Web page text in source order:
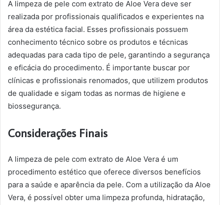
A limpeza de pele com extrato de Aloe Vera deve ser
realizada por profissionais qualificados e experientes na
área da estética facial. Esses profissionais possuem
conhecimento técnico sobre os produtos e técnicas
adequadas para cada tipo de pele, garantindo a segurança
e eficácia do procedimento. É importante buscar por
clínicas e profissionais renomados, que utilizem produtos
de qualidade e sigam todas as normas de higiene e
biossegurança.
Considerações Finais
A limpeza de pele com extrato de Aloe Vera é um
procedimento estético que oferece diversos benefícios
para a saúde e aparência da pele. Com a utilização da Aloe
Vera, é possível obter uma limpeza profunda, hidratação,